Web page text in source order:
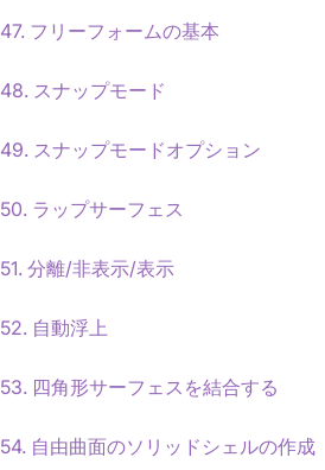
47. フリーフォームの基本
48. スナップモード
49. スナップモードオプション
50. ラップサーフェス
51. 分離/非表示/表示
52. 自動浮上
53. 四角形サーフェスを結合する
54. 自由曲面のソリッドシェルの作成